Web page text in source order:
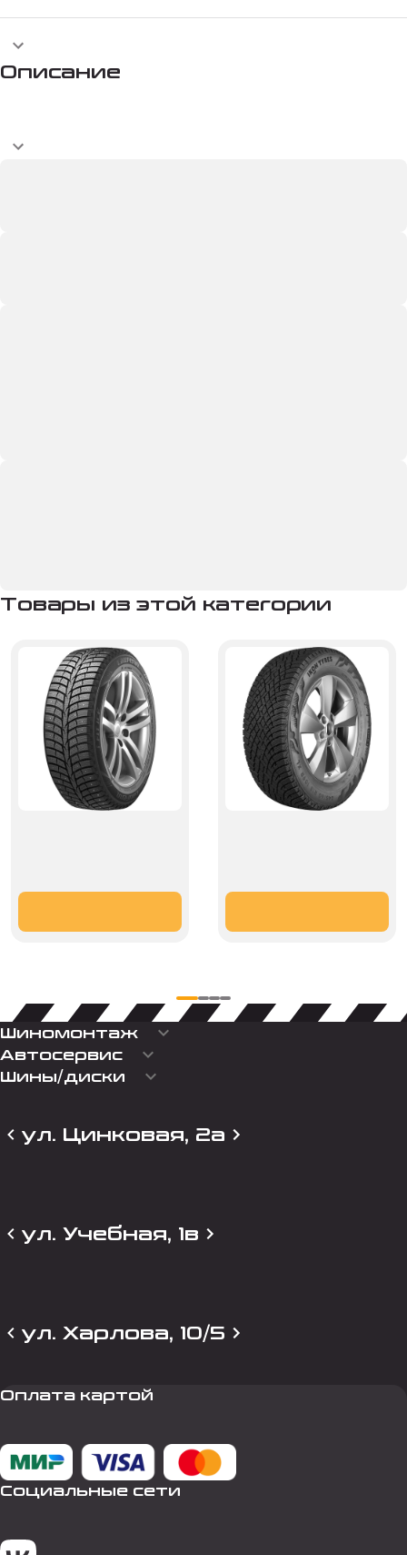
Описание
Товары из этой категории
Шиномонтаж keyboard_arrow_down
Автосервис keyboard_arrow_down
Шины/диски keyboard_arrow_down
ул. Цинковая, 2а
ул. Учебная, 1в
ул. Харлова, 10/5
Оплата картой
Социальные сети